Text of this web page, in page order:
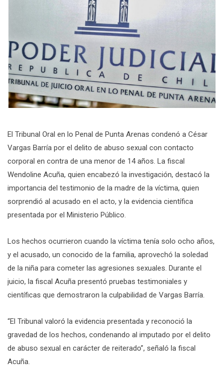
El Tribunal Oral en lo Penal de Punta Arenas condenó a César
Vargas Barría por el delito de abuso sexual con contacto
corporal en contra de una menor de 14 años. La fiscal
Wendoline Acuña, quien encabezó la investigación, destacó la
importancia del testimonio de la madre de la víctima, quien
sorprendió al acusado en el acto, y la evidencia científica
presentada por el Ministerio Público.
Los hechos ocurrieron cuando la víctima tenía solo ocho años,
y el acusado, un conocido de la familia, aprovechó la soledad
de la niña para cometer las agresiones sexuales. Durante el
juicio, la fiscal Acuña presentó pruebas testimoniales y
científicas que demostraron la culpabilidad de Vargas Barría.
“El Tribunal valoró la evidencia presentada y reconoció la
gravedad de los hechos, condenando al imputado por el delito
de abuso sexual en carácter de reiterado”, señaló la fiscal
Acuña.